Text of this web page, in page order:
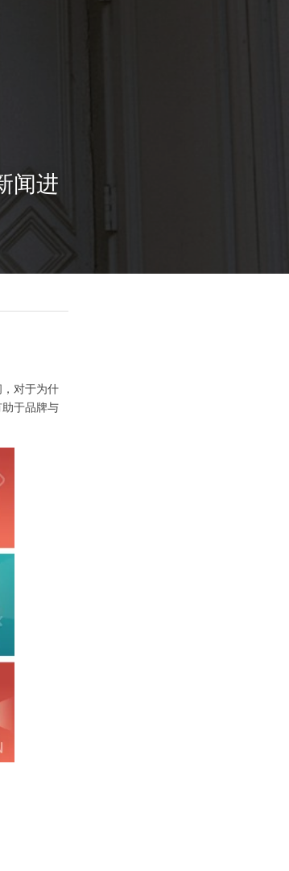
闻进
对于为什
于品牌与